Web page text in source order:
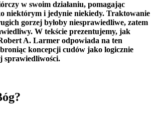
w swoim działaniu, pomagając
niektórym i jedynie niekiedy. Traktowanie
gorzej byłoby niesprawiedliwe, zatem
W tekście prezentujemy, jak
A. Larmer odpowiada na ten
koncepcji cudów jako logicznie
sprawiedliwości.